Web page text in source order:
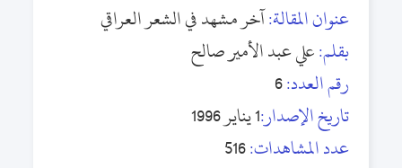
عنوان المقالة:آخر مشهد في الشعر العراقي
بقلم:علي عبد الأمير صالح
رقم العدد:6
تاريخ الإصدار:1 يناير 1996
عدد المشاهدات:516